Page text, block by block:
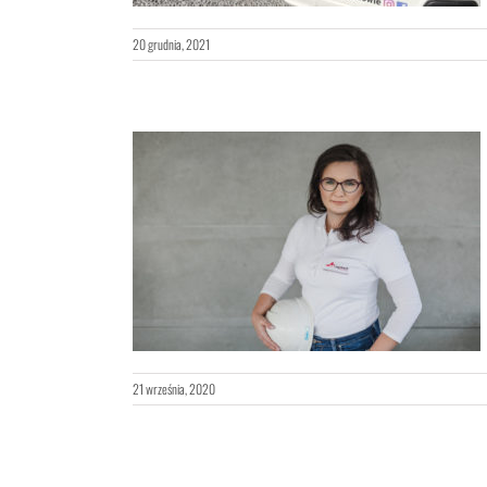
20 grudnia, 2021
21 września, 2020